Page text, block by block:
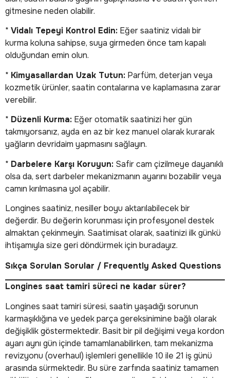
gitmesine neden olabilir.
* Vidalı Tepeyi Kontrol Edin: Eğer saatiniz vidalı bir
kurma koluna sahipse, suya girmeden önce tam kapalı
olduğundan emin olun.
* Kimyasallardan Uzak Tutun: Parfüm, deterjan veya
kozmetik ürünler, saatin contalarına ve kaplamasına zarar
verebilir.
* Düzenli Kurma: Eğer otomatik saatinizi her gün
takmıyorsanız, ayda en az bir kez manuel olarak kurarak
yağların devridaim yapmasını sağlayın.
* Darbelere Karşı Koruyun: Safir cam çizilmeye dayanıklı
olsa da, sert darbeler mekanizmanın ayarını bozabilir veya
camın kırılmasına yol açabilir.
Longines saatiniz, nesiller boyu aktarılabilecek bir
değerdir. Bu değerin korunması için profesyonel destek
almaktan çekinmeyin. Saatimisat olarak, saatinizi ilk günkü
ihtişamıyla size geri döndürmek için buradayız.
Sıkça Sorulan Sorular / Frequently Asked Questions
Longines saat tamiri süreci ne kadar sürer?
Longines saat tamiri süresi, saatin yaşadığı sorunun
karmaşıklığına ve yedek parça gereksinimine bağlı olarak
değişiklik göstermektedir. Basit bir pil değişimi veya kordon
ayarı aynı gün içinde tamamlanabilirken, tam mekanizma
revizyonu (overhaul) işlemleri genellikle 10 ile 21 iş günü
arasında sürmektedir. Bu süre zarfında saatiniz tamamen